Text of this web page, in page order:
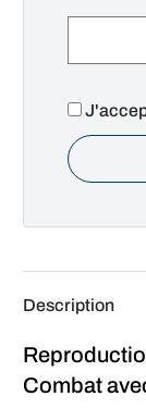
Description
Combat